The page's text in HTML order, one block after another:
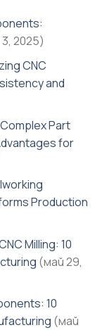
2025)
CNC
and
Part
for
Production
Milling: 10
(май 29,
10
(май